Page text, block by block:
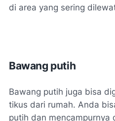
di area yang sering
Bawang putih
Bawang putih juga bisa
tikus dari rumah. Anda
putih dan mencampurnya